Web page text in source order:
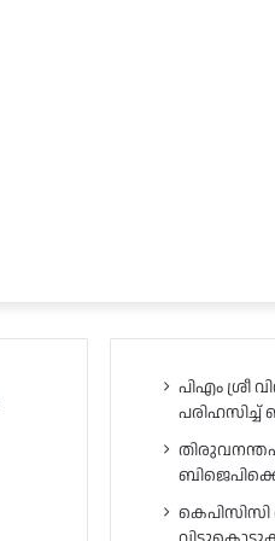
പിഎം ശ്രീ
പരിഹസിച്ച്